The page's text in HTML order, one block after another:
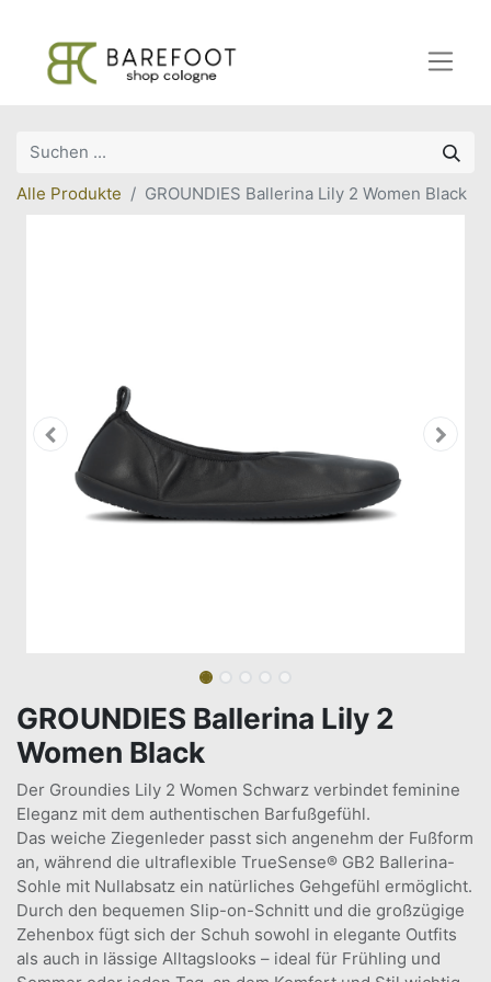
Alle Produkte GROUNDIES Ballerina Lily 2 Women Black
GROUNDIES Ballerina Lily 2
Women Black
Der Groundies Lily 2 Women Schwarz verbindet feminine
Eleganz mit dem authentischen Barfußgefühl.
Das weiche Ziegenleder passt sich angenehm der Fußform
an, während die ultraflexible TrueSense® GB2 Ballerina-
Sohle mit Nullabsatz ein natürliches Gehgefühl ermöglicht.
Durch den bequemen Slip-on-Schnitt und die großzügige
Zehenbox fügt sich der Schuh sowohl in elegante Outfits
als auch in lässige Alltagslooks – ideal für Frühling und